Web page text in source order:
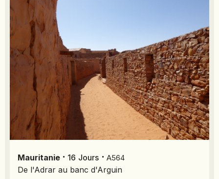
RWANDA
SALVADOR
SERBIE
SIERRA LEONE
SOCOTRA (YÉMEN)
SRI LANKA
TADJIKISTAN
TANZANIE
TOGO
TURKMÉNISTAN
Mauritanie ⋅ 16 Jours ⋅ A564
De l'Adrar au banc d'Arguin